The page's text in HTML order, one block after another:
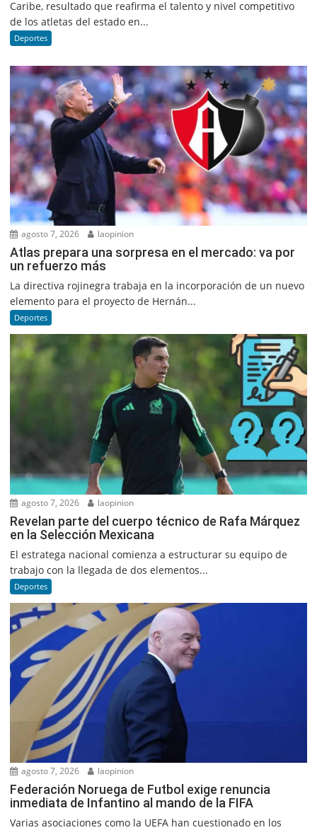
Caribe, resultado que reafirma el talento y nivel competitivo
de los atletas del estado en...
Deportes
agosto 7, 2026 laopinion
Atlas prepara una sorpresa en el mercado: va por
un refuerzo más
La directiva rojinegra trabaja en la incorporación de un nuevo
elemento para el proyecto de Hernán...
Deportes
agosto 7, 2026 laopinion
Revelan parte del cuerpo técnico de Rafa Márquez
en la Selección Mexicana
El estratega nacional comienza a estructurar su equipo de
trabajo con la llegada de dos elementos...
Deportes
agosto 7, 2026 laopinion
Federación Noruega de Futbol exige renuncia
inmediata de Infantino al mando de la FIFA
Varias asociaciones como la UEFA han cuestionado en los